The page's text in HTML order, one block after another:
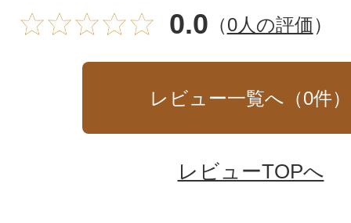
0.0 （0人の評価）
レビュー一覧へ（0件）
レビューTOPへ